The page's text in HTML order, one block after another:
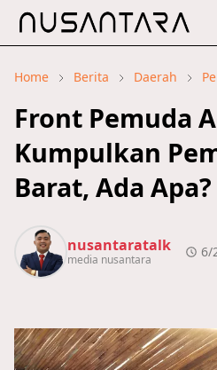
Home Berita Daerah
Front Pemuda
Kumpulkan
Barat, Ada Apa?
nusantaratalk
media nusantara 6/